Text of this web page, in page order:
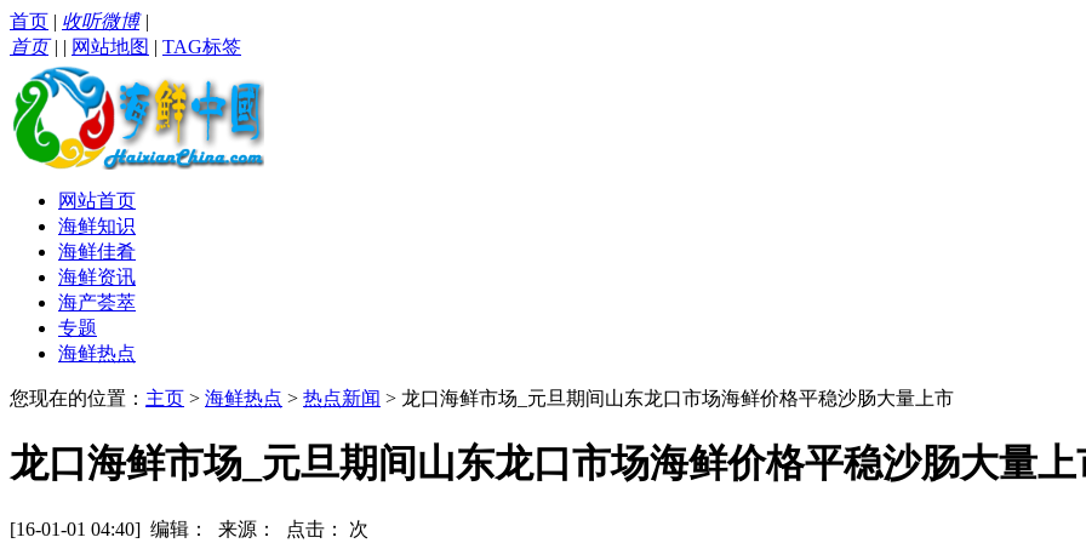
首页 | 收听微博|
首页| | 网站地图 | TAG标签
网站首页
海鲜知识
海鲜佳肴
海鲜资讯
海产荟萃
专题
海鲜热点
您现在的位置： 主页 > 海鲜热点 > 热点新闻 > 龙口海鲜市场_元旦期间山东龙口市场海鲜价格平稳沙肠大量上市
龙口海鲜市场_元旦期间山东龙口市场海鲜价格平稳沙肠大量上
[16-01-01 04:40] 编辑： 来源： 点击： 次